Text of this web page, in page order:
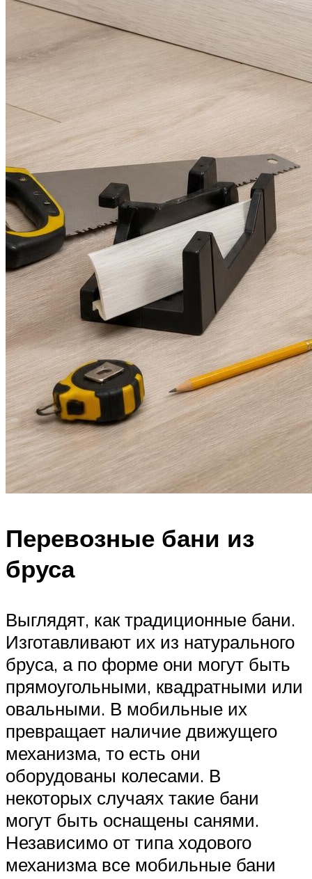
Перевозные бани из
бруса
Выглядят, как традиционные бани.
Изготавливают их из натурального
бруса, а по форме они могут быть
прямоугольными, квадратными или
овальными. В мобильные их
превращает наличие движущего
механизма, то есть они
оборудованы колесами. В
некоторых случаях такие бани
могут быть оснащены санями.
Независимо от типа ходового
механизма все мобильные бани